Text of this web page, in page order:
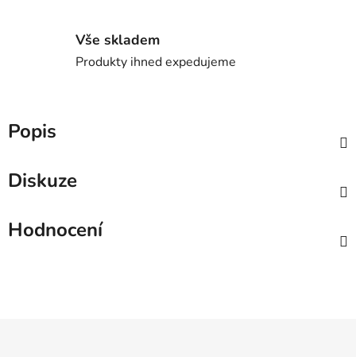
Vše skladem
Produkty ihned expedujeme
Popis
Diskuze
Hodnocení